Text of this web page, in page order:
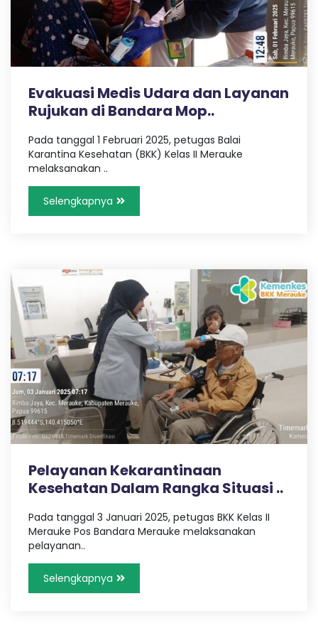
Evakuasi Medis Udara dan Layanan
Rujukan di Bandara Mop..
Pada tanggal 1 Februari 2025, petugas Balai
Karantina Kesehatan (BKK) Kelas II Merauke
melaksanakan ..
Selengkapnya
Pelayanan Kekarantinaan
Kesehatan Dalam Rangka Situasi ..
Pada tanggal 3 Januari 2025, petugas BKK Kelas II
Merauke Pos Bandara Merauke melaksanakan
pelayanan..
Selengkapnya